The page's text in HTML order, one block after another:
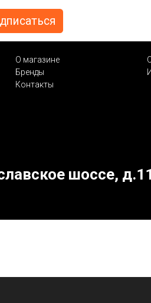
О магазине
Бренды
Контакты
шоссе,